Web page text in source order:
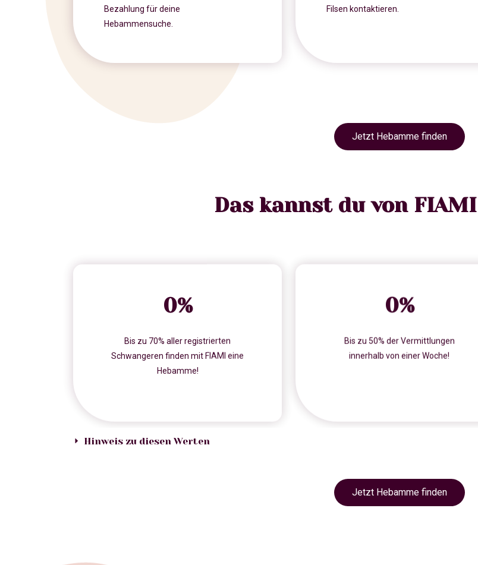
Bezahlung für deine
Hebammensuche.
Filsen kontaktieren.
Jetzt Hebamme finden
Das kannst du von
0%
Bis zu 70% aller registrierten
Schwangeren finden mit FIAMI eine
Hebamme!
0%
Bis zu 50% der Vermittlungen
innerhalb von einer Woche!
Hinweis zu diesen Werten
Jetzt Hebamme finden